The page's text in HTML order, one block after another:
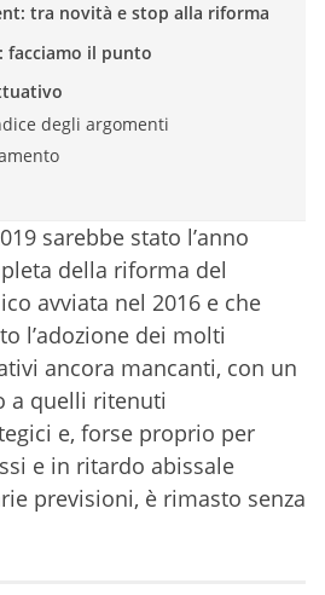
tra novità e stop alla riforma
facciamo il punto
degli argomenti
sarebbe stato l’anno
della riforma del
avviata nel 2016 e che
l’adozione dei molti
ancora mancanti, con un
a quelli ritenuti
e, forse proprio per
e in ritardo abissale
previsioni, è rimasto senza